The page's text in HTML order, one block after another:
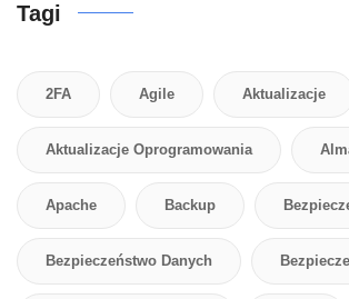
Tagi
2FA Agile Aktualizacje
Aktualizacje Oprogramowania
Apache Backup
Bezpieczeństwo Danych